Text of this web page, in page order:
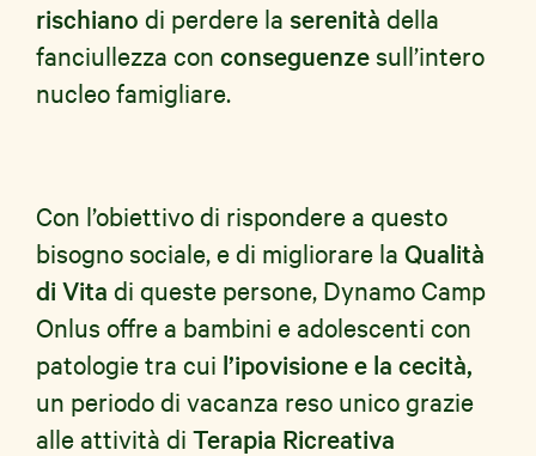
rischiano di perdere la serenità della
fanciullezza con conseguenzesull’intero
nucleo famigliare.
Con l’obiettivo di rispondere a questo
bisogno sociale, e di migliorare la Qualità
di Vita di queste persone, Dynamo Camp
Onlus offre a bambini e adolescenti con
patologie tra cui l’ipovisione e la cecità,
un periodo di vacanza reso unico grazie
alle attività di Terapia Ricreativa